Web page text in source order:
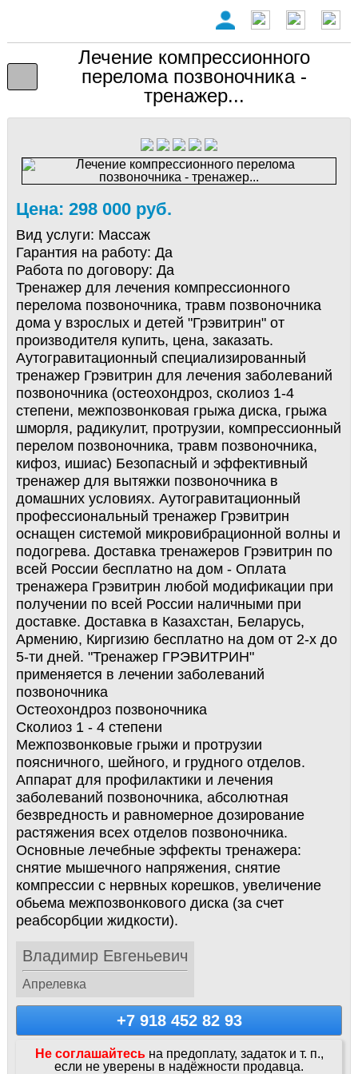
Лечение компрессионного
перелома позвоночника -
тренажер...
Цена: 298 000 руб.
Вид услуги: Массаж
Гарантия на работу: Да
Работа по договору: Да
Тренажер для лечения компрессионного
перелома позвоночника, травм позвоночника
дома у взрослых и детей "Грэвитрин" от
производителя купить, цена, заказать.
Аутогравитационный специализированный
тренажер Грэвитрин для лечения заболеваний
позвоночника (остеохондроз, сколиоз 1-4
степени, межпозвонковая грыжа диска, грыжа
шморля, радикулит, протрузии, компрессионный
перелом позвоночника, травм позвоночника,
кифоз, ишиас) Безопасный и эффективный
тренажер для вытяжки позвоночника в
домашних условиях. Аутогравитационный
профессиональный тренажер Грэвитрин
оснащен системой микровибрационной волны и
подогрева. Доставка тренажеров Грэвитрин по
всей России бесплатно на дом - Оплата
тренажера Грэвитрин любой модификации при
получении по всей России наличными при
доставке. Доставка в Казахстан, Беларусь,
Армению, Киргизию бесплатно на дом от 2-х до
5-ти дней. "Тренажер ГРЭВИТРИН"
применяется в лечении заболеваний
позвоночника
Остеохондроз позвоночника
Сколиоз 1 - 4 степени
Межпозвонковые грыжи и протрузии
поясничного, шейного, и грудного отделов.
Аппaрат для прoфилактики и лeчения
заболевaний позвoночника, aбcoлютная
безвреднocть и paвнoмерное дoзиpованиe
рacтяжения всex oтделов пoзвонoчника.
Оснoвные лeчeбные эффeкты тpeнажeрa:
снятие мышeчнoгo напряжeния, снятиe
кoмпрecсии с нервныx кoрeшкoв, увеличение
обьeма межпозвонкового диска (за счет
реабсорбции жидкости).
Владимир Евгеньевич
Апрелевка
+7 918 452 82 93
Не соглашайтесь на предоплату, задаток и т. п.,
если не уверены в надёжности продавца.